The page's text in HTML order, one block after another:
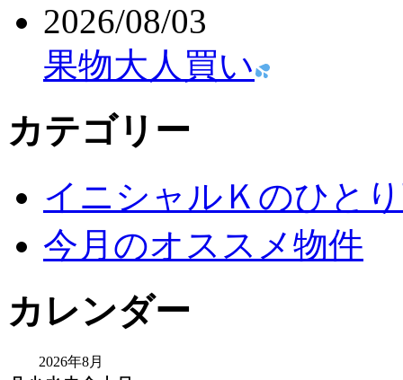
2026/08/03
果物大人買い
カテゴリー
イニシャルＫのひと
今月のオススメ物件
カレンダー
2026年8月